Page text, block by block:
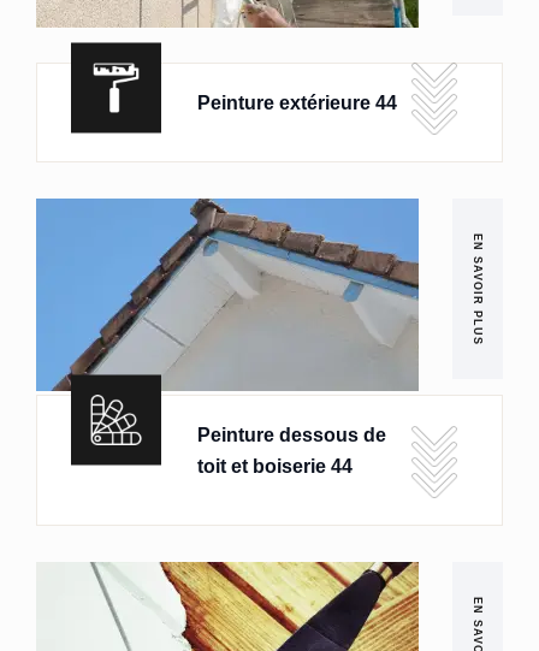
Peinture extérieure 44
EN SAVOIR PLUS
Peinture dessous de
toit et boiserie 44